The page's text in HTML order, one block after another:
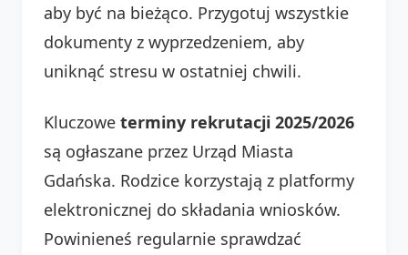
aby być na bieżąco. Przygotuj wszystkie
dokumenty z wyprzedzeniem, aby
uniknąć stresu w ostatniej chwili.
Kluczowe terminy rekrutacji 2025/2026
są ogłaszane przez Urząd Miasta
Gdańska. Rodzice korzystają z platformy
elektronicznej do składania wniosków.
Powinieneś regularnie sprawdzać